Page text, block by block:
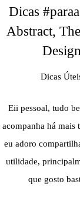
Dicas
Abstract,
Design
Dicas
Eii pessoal, tudo
acompanha há mais
eu adoro
utilidade,
que gosto